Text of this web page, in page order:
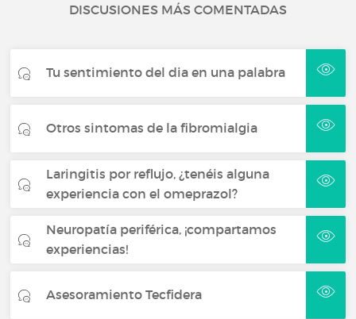
DISCUSIONES MÁS COMENTADAS
Tu sentimiento del dia en una palabra
Otros sintomas de la fibromialgia
Laringitis por reflujo, ¿tenéis alguna
experiencia con el omeprazol?
Neuropatía periférica, ¡compartamos
experiencias!
Asesoramiento Tecfidera